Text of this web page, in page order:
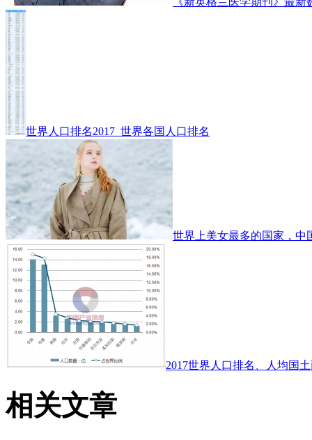
世界人口排名2017_世界各国人口排名
世界上美女最多的国家，中
2017世界人口排名、人均国
相关文章